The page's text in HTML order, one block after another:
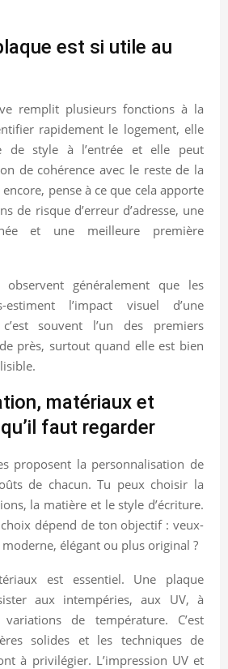
est si utile au
remplit plusieurs fonctions à la
rapidement le logement, elle
de style à l’entrée et elle peut
de cohérence avec le reste de la
pense à ce que cela apporte
de risque d’erreur d’adresse, une
et une meilleure première
observent généralement que les
estiment l’impact visuel d’une
souvent l’un des premiers
près, surtout quand elle est bien
matériaux et
faut regarder
proposent la personnalisation de
de chacun. Tu peux choisir la
la matière et le style d’écriture.
dépend de ton objectif : veux-
élégant ou plus original ?
est essentiel. Une plaque
aux intempéries, aux UV, à
de température. C’est
solides et les techniques de
à privilégier. L’impression UV et